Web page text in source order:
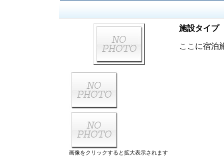
施設タイプ
ここに宿泊
画像をクリックすると拡大表示されます